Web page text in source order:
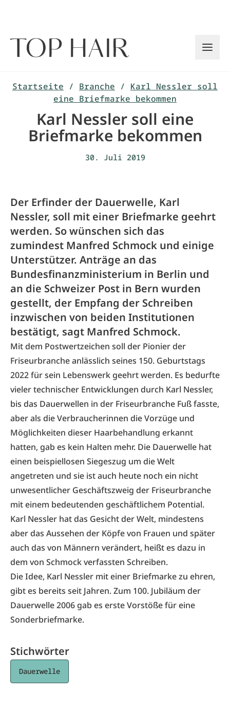
Startseite / Branche / Karl Nessler soll
eine Briefmarke bekommen
Karl Nessler soll eine
Briefmarke bekommen
30. Juli 2019
Der Erfinder der Dauerwelle, Karl
Nessler, soll mit einer Briefmarke geehrt
werden. So wünschen sich das
zumindest Manfred Schmock und einige
Unterstützer. Anträge an das
Bundesfinanzministerium in Berlin und
an die Schweizer Post in Bern wurden
gestellt, der Empfang der Schreiben
inzwischen von beiden Institutionen
bestätigt, sagt Manfred Schmock.
Mit dem Postwertzeichen soll der Pionier der
Friseurbranche anlässlich seines 150. Geburtstags
2022 für sein Lebenswerk geehrt werden. Es bedurfte
vieler technischer Entwicklungen durch Karl Nessler,
bis das Dauerwellen in der Friseurbranche Fuß fasste,
aber als die Verbraucherinnen die Vorzüge und
Möglichkeiten dieser Haarbehandlung erkannt
hatten, gab es kein Halten mehr. Die Dauerwelle hat
einen beispiellosen Siegeszug um die Welt
angetreten und sie ist auch heute noch ein nicht
unwesentlicher Geschäftszweig der Friseurbranche
mit einem bedeutenden geschäftlichem Potential.
Karl Nessler hat das Gesicht der Welt, mindestens
aber das Aussehen der Köpfe von Frauen und später
auch das von Männern verändert, heißt es dazu in
dem von Schmock verfassten Schreiben.
Die Idee, Karl Nessler mit einer Briefmarke zu ehren,
gibt es bereits seit Jahren. Zum 100. Jubiläum der
Dauerwelle 2006 gab es erste Vorstöße für eine
Sonderbriefmarke.
Stichwörter
Dauerwelle